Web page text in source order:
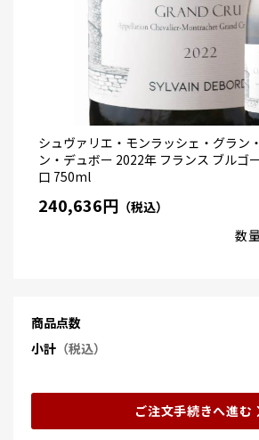
シュヴァリエ・モンラッシェ・グラン
ン・デュボー 2022年 フランス ブルゴ
口 750ml
240,636円 （税込）
数
商品点数
小計 （税込）
ご注文手続きへ進む